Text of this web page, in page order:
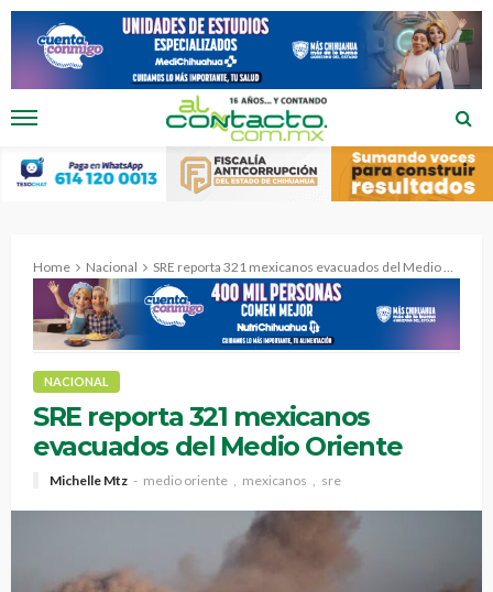
Home Nacional SRE reporta 321 mexicanos evacuados del Medio Oriente
NACIONAL
SRE reporta 321 mexicanos
evacuados del Medio Oriente
Michelle Mtz medio oriente mexicanos sre